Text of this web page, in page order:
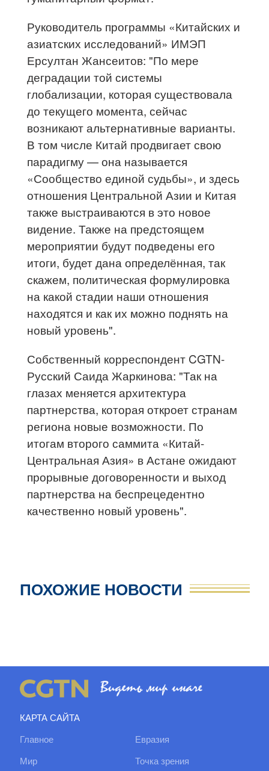
Руководитель программы «Китайских и
азиатских исследований» ИМЭП
Ерсултан Жансеитов: "По мере
деградации той системы
глобализации, которая существовала
до текущего момента, сейчас
возникают альтернативные варианты.
В том числе Китай продвигает свою
парадигму — она называется
«Сообщество единой судьбы», и здесь
отношения Центральной Азии и Китая
также выстраиваются в это новое
видение. Также на предстоящем
мероприятии будут подведены его
итоги, будет дана определённая, так
скажем, политическая формулировка
на какой стадии наши отношения
находятся и как их можно поднять на
новый уровень".
Собственный корреспондент CGTN-
Русский Саида Жаркинова: "Так на
глазах меняется архитектура
партнерства, которая откроет странам
региона новые возможности. По
итогам второго саммита «Китай-
Центральная Азия» в Астане ожидают
прорывные договоренности и выход
партнерства на беспрецедентно
качественно новый уровень".
ПОХОЖИЕ НОВОСТИ
КАРТА САЙТА
Главное
Евразия
Мир
Точка зрения